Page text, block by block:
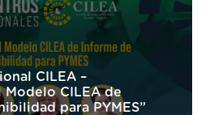
CILEA –
Modelo CILEA de
para PYMES”